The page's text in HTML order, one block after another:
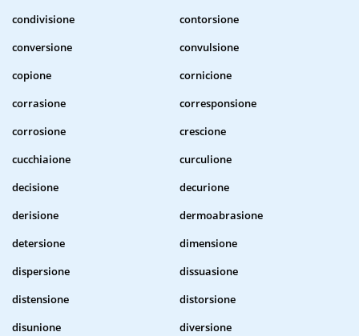
condivisione
contorsione
conversione
convulsione
copione
cornicione
corrasione
corresponsione
corrosione
crescione
cucchiaione
curculione
decisione
decurione
derisione
dermoabrasione
detersione
dimensione
dispersione
dissuasione
distensione
distorsione
disunione
diversione